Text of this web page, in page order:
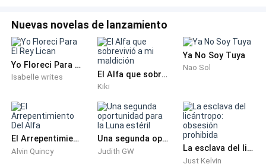
Maggie es la encargada de todos los chicos que
llegan aquí, menos de mí. No sé quién es mi
trabajadora social, pero nunca he necesitado una
porque me llevo muy bien con Richard y no he querido
escapar, como Andrew. Richard es un gran amigo,
excepto cuando está meditando.
Al rato se aparece Velkan bajando por las escaleras
Nuevas novelas de lanzamiento
Yo Floreci Para El Rey Lican
Isabelle writes El Alfa que sobrevivió a mi maldición
Kiki
Ya No Soy Tuya
Nao Sol
El Arrepentimiento Del Alfa
Alvin Quincy
Una segunda oportunidad para la Luna estéril
Judith GW La esclava del licántropo: obsesión prohibida
Just Kelvin